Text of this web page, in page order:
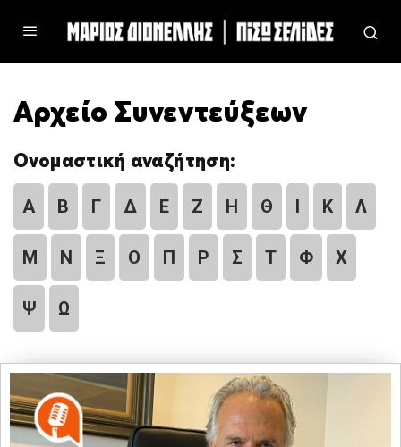
Αρχείο Συνεντεύξεων
Ονομαστική αναζήτηση:
Α Β Γ Δ Ε Ζ Η Θ Ι Κ Λ
Μ Ν Ξ Ο Π Ρ Σ Τ Φ Χ
Ψ Ω